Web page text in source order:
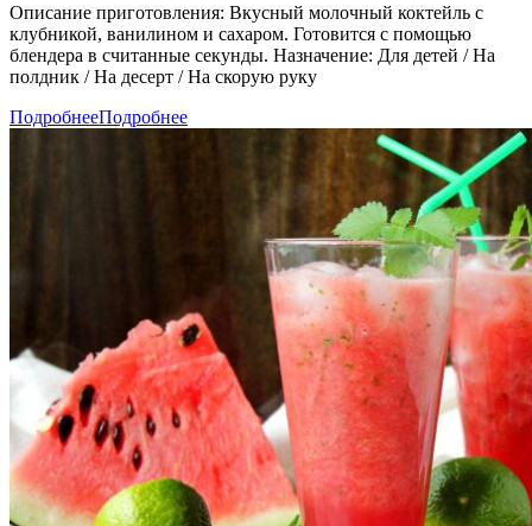
Описание приготовления: Вкусный молочный коктейль с
клубникой, ванилином и сахаром. Готовится с помощью
блендера в считанные секунды. Назначение: Для детей / На
полдник / На десерт / На скорую руку
ПодробнееПодробнее